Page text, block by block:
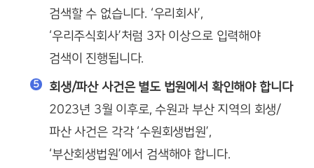
검색할 수 없습니다. ‘우리회사’,
‘우리주식회사’처럼 3자 이상으로 입력해야
검색이 진행됩니다.
회생/파산 사건은 별도 법원에서 확인해야 합니다
2023년 3월 이후로, 수원과 부산 지역의 회생/
파산 사건은 각각 ‘수원회생법원’,
‘부산회생법원’에서 검색해야 합니다.